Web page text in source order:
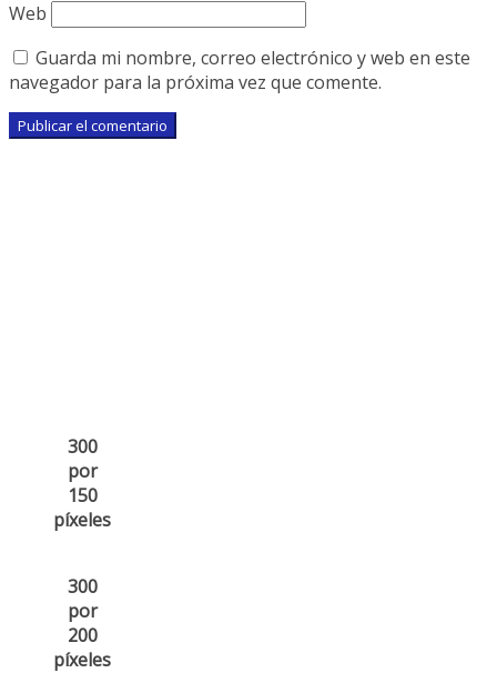
Web
Guarda mi nombre, correo electrónico y web en este
navegador para la próxima vez que comente.
300
por
150
píxeles
300
por
200
píxeles